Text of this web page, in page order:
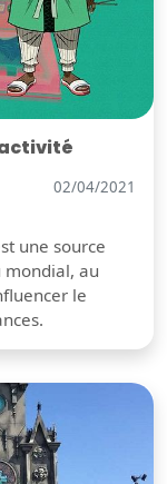
02/04/2021
une source
au
le